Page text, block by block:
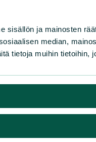
sisällön ja mainosten
median,
tietoja muihin tietoihin,